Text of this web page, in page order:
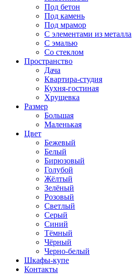
Под бетон
Под камень
Под мрамор
С элементами из металла
С эмалью
Со стеклом
Пространство
Дача
Квартира-студия
Кухня-гостиная
Хрущевка
Размер
Большая
Маленькая
Цвет
Бежевый
Белый
Бирюзовый
Голубой
Жёлтый
Зелёный
Розовый
Светлый
Серый
Синий
Тёмный
Чёрный
Черно-белый
Шкафы-купе
Контакты